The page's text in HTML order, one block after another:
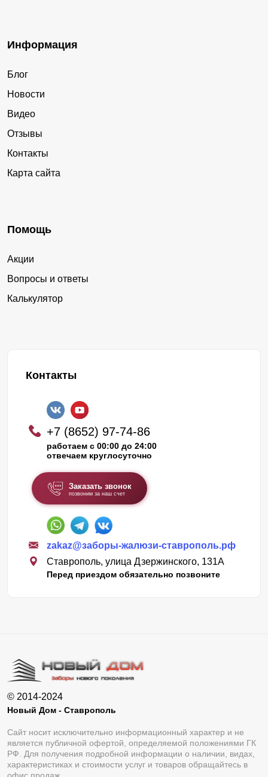
Информация
Блог
Новости
Видео
Отзывы
Контакты
Карта сайта
Помощь
Акции
Вопросы и ответы
Калькулятор
Контакты
+7 (8652) 97-74-86
работаем с 00:00 до 24:00
отвечаем круглосуточно
Заказать звонок
позвоним за наш счет
zakaz@заборы-жалюзи-ставрополь.рф
Ставрополь, улица Дзержинского, 131А
Перед приездом обязательно позвоните
© 2014-2024
Новый Дом - Ставрополь
Сайт носит исключительно информационный характер и не
является публичной офертой, определяемой положениями ГК
РФ. Для получения подробной информации о наличии, видах,
характеристиках и стоимости услуг и товаров обращайтесь в